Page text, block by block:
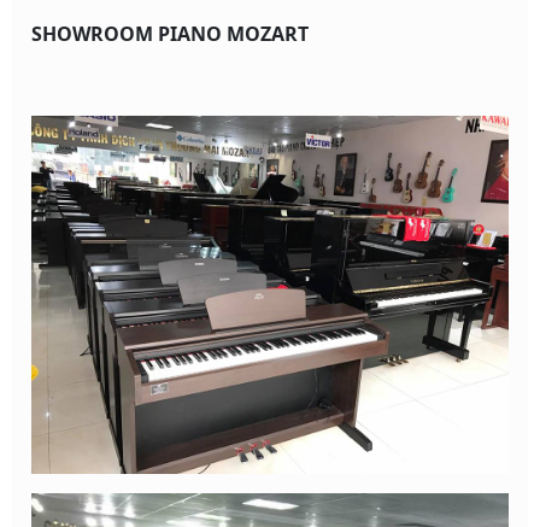
SHOWROOM PIANO MOZART